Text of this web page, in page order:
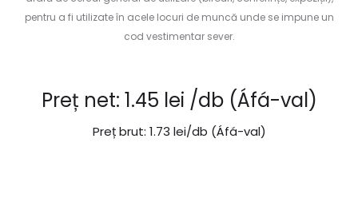
pentru a fi utilizate în acele locuri de muncă unde se impune un
cod vestimentar sever.
Preț net: 1.45 lei /db (Áfá-val)
Preț brut: 1.73 lei/db (Áfá-val)